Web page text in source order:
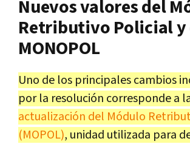
Nuevos valores del
Retributivo Policial y
MONOPOL
Uno de los principales cambios
por la resolución corresponde a
actualización del Módulo
(MOPOL), unidad utilizada para